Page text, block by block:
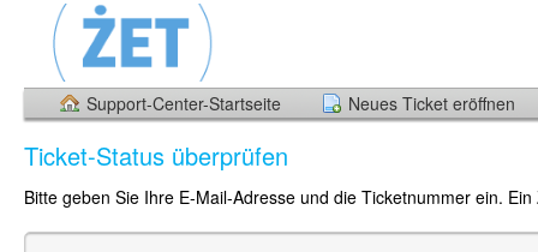
Support-Center-Startseite Neues Ticket eröffnen
Ticket-Status überprüfen
Bitte geben Sie Ihre E-Mail-Adresse und die Ticketnummer ein.